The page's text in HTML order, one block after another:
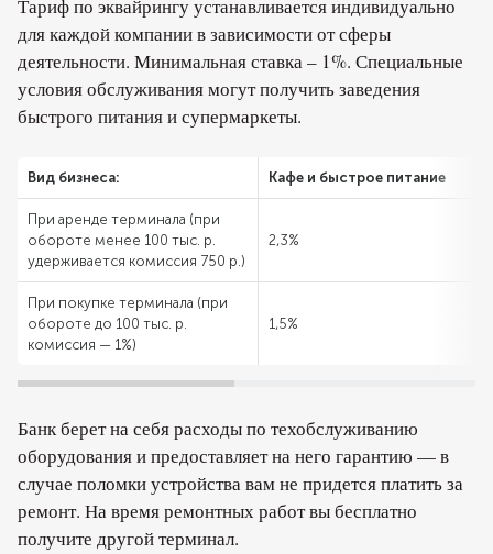
Тариф по эквайрингу устанавливается индивидуально
для каждой компании в зависимости от сферы
деятельности. Минимальная ставка – 1%. Специальные
условия обслуживания могут получить заведения
быстрого питания и супермаркеты.
Вид бизнеса: Кафе и быстрое питание
При аренде терминала (при
обороте менее 100 тыс. р.
удерживается комиссия 750 р.)
2,3%
При покупке терминала (при
обороте до 100 тыс. р.
комиссия — 1%)
1,5%
Банк берет на себя расходы по техобслуживанию
оборудования и предоставляет на него гарантию — в
случае поломки устройства вам не придется платить за
ремонт. На время ремонтных работ вы бесплатно
получите другой терминал.